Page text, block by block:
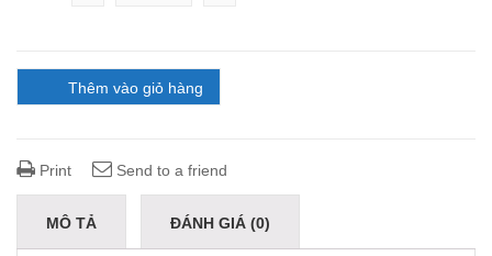
Thêm vào giỏ hàng
Print Send to a friend
MÔ TẢ ĐÁNH GIÁ (0)